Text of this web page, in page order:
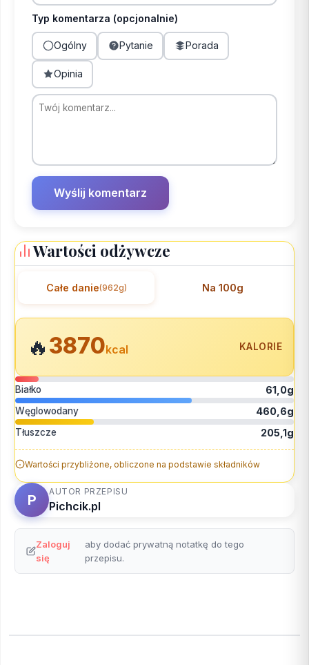
Typ komentarza (opcjonalnie)
Ogólny Pytanie Porada
Opinia
Wartości odżywcze
Całe danie(962g) Na 100g
🔥3870kcal KALORIE
Białko 61,0g
Węglowodany 460,6g
Tłuszcze 205,1g
Wartości przybliżone, obliczone na podstawie składników
P
AUTOR PRZEPISU
Pichcik.pl
Zaloguj
się
aby dodać prywatną notatkę do tego
przepisu.